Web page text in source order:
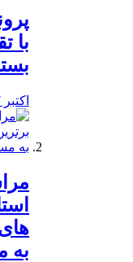
با
اکتبر 17, 2019
به